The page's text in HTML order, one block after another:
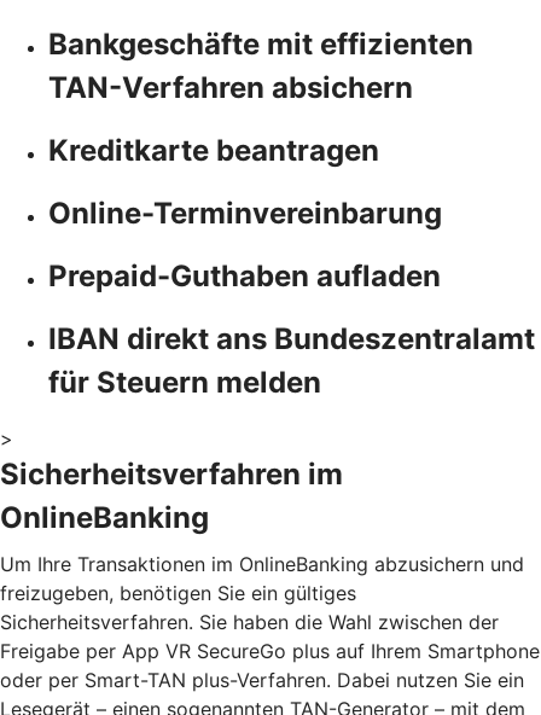
Bankgeschäfte mit effizienten
TAN-Verfahren absichern
Kreditkarte beantragen
Online-Terminvereinbarung
Prepaid-Guthaben aufladen
IBAN direkt ans Bundeszentralamt
für Steuern melden
>
Sicherheitsverfahren im
OnlineBanking
Um Ihre Transaktionen im OnlineBanking abzusichern und
freizugeben, benötigen Sie ein gültiges
Sicherheitsverfahren. Sie haben die Wahl zwischen der
Freigabe per App VR SecureGo plus auf Ihrem Smartphone
oder per Smart-TAN plus-Verfahren. Dabei nutzen Sie ein
Lesegerät – einen sogenannten TAN-Generator – mit dem